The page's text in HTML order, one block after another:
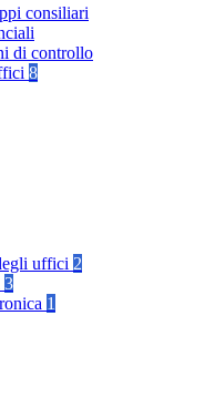
consiliari
di controllo
8
uffici 2
3
1